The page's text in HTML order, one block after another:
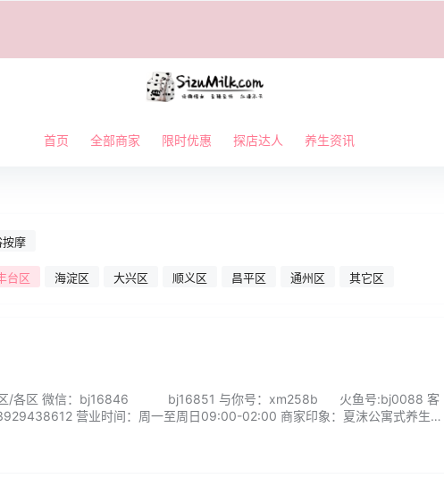
首页 全部商家 限时优惠 探店达人 养生资讯
按摩
台区 海淀区 大兴区 顺义区 昌平区 通州区 其它区
区/各区 微信：bj16846 bj16851 与你号：xm258b 火鱼号:bj0088 客
营业时间：周一至周日09:00-02:00 商家印象：夏沫公寓式养生给